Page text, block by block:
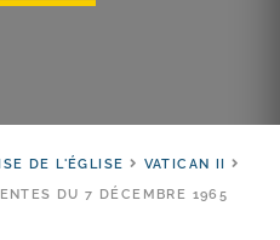
DE L'ÉGLISE
VATICAN II
DU 7 DÉCEMBRE 1965